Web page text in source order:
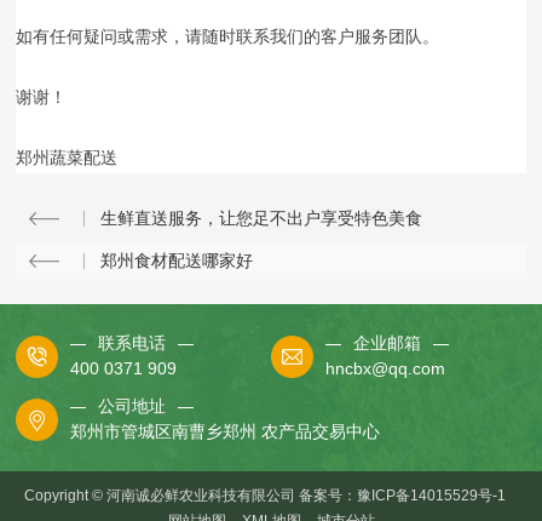
如有任何疑问或需求，请随时联系我们的客户服务团队。
谢谢！
郑州蔬菜配送
生鲜直送服务，让您足不出户享受特色美食
郑州食材配送哪家好
联系电话
400 0371 909
企业邮箱
hncbx@qq.com
公司地址
郑州市管城区南曹乡郑州 农产品交易中心
Copyright © 河南诚必鲜农业科技有限公司 备案号： 豫ICP备14015529号-1